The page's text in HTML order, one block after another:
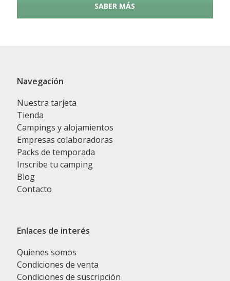
SABER MÁS
Navegación
Nuestra tarjeta
Tienda
Campings y alojamientos
Empresas colaboradoras
Packs de temporada
Inscribe tu camping
Blog
Contacto
Enlaces de interés
Quienes somos
Condiciones de venta
Condiciones de suscripción